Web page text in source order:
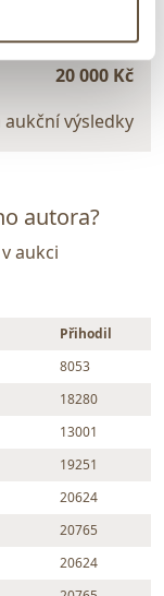
20:05:00
5 000 Kč
20 000 Kč
aukční výsledky
autora?
aukci
Přihodil
8053
18280
13001
19251
20624
20765
20624